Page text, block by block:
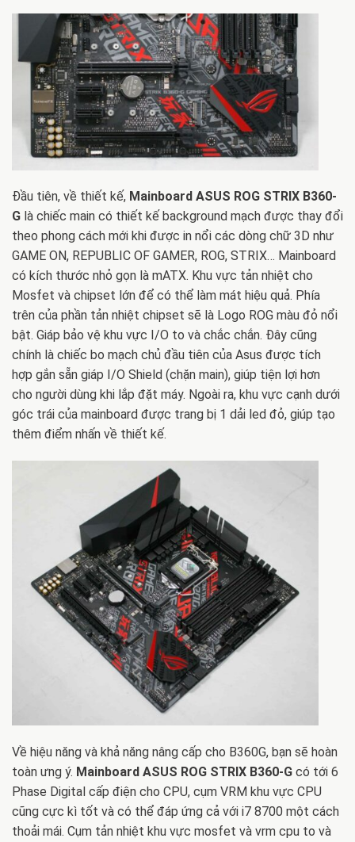
Đầu tiên, về thiết kế, Mainboard ASUS ROG STRIX B360-
G là chiếc main có thiết kế background mạch được thay đổi
theo phong cách mới khi được in nổi các dòng chữ 3D như
GAME ON, REPUBLIC OF GAMER, ROG, STRIX… Mainboard
có kích thước nhỏ gọn là mATX. Khu vực tản nhiệt cho
Mosfet và chipset lớn để có thể làm mát hiệu quả. Phía
trên của phần tản nhiệt chipset sẽ là Logo ROG màu đỏ nổi
bật. Giáp bảo vệ khu vực I/O to và chắc chắn. Đây cũng
chính là chiếc bo mạch chủ đầu tiên của Asus được tích
hợp gắn sẵn giáp I/O Shield (chặn main), giúp tiện lợi hơn
cho người dùng khi lắp đặt máy. Ngoài ra, khu vực cạnh dưới
góc trái của mainboard được trang bị 1 dải led đỏ, giúp tạo
thêm điểm nhấn về thiết kế.
Về hiệu năng và khả năng nâng cấp cho B360G, bạn sẽ hoàn
toàn ưng ý. Mainboard ASUS ROG STRIX B360-G có tới 6
Phase Digital cấp điện cho CPU, cụm VRM khu vực CPU
cũng cực kì tốt và có thể đáp ứng cả với i7 8700 một cách
thoải mái. Cụm tản nhiệt khu vực mosfet và vrm cpu to và